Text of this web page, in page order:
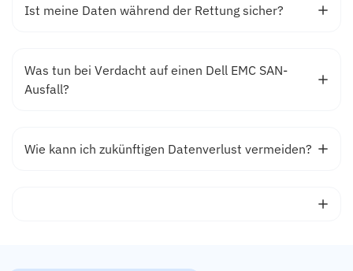
Ist meine Daten während der Rettung sicher?
Was tun bei Verdacht auf einen Dell EMC SAN-
Ausfall?
Wie kann ich zukünftigen Datenverlust vermeiden?